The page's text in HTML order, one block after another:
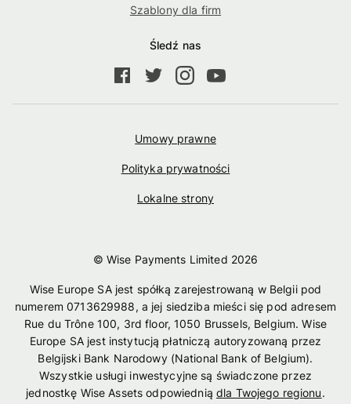
Szablony dla firm
Śledź nas
Umowy prawne
Polityka prywatności
Lokalne strony
© Wise Payments Limited 2026
Wise Europe SA jest spółką zarejestrowaną w Belgii pod
numerem 0713629988, a jej siedziba mieści się pod adresem
Rue du Trône 100, 3rd floor, 1050 Brussels, Belgium. Wise
Europe SA jest instytucją płatniczą autoryzowaną przez
Belgijski Bank Narodowy (National Bank of Belgium).
Wszystkie usługi inwestycyjne są świadczone przez
jednostkę Wise Assets odpowiednią dla Twojego regionu.